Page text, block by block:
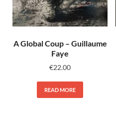
A Global Coup – Guillaume
Faye
€22.00
READ MORE